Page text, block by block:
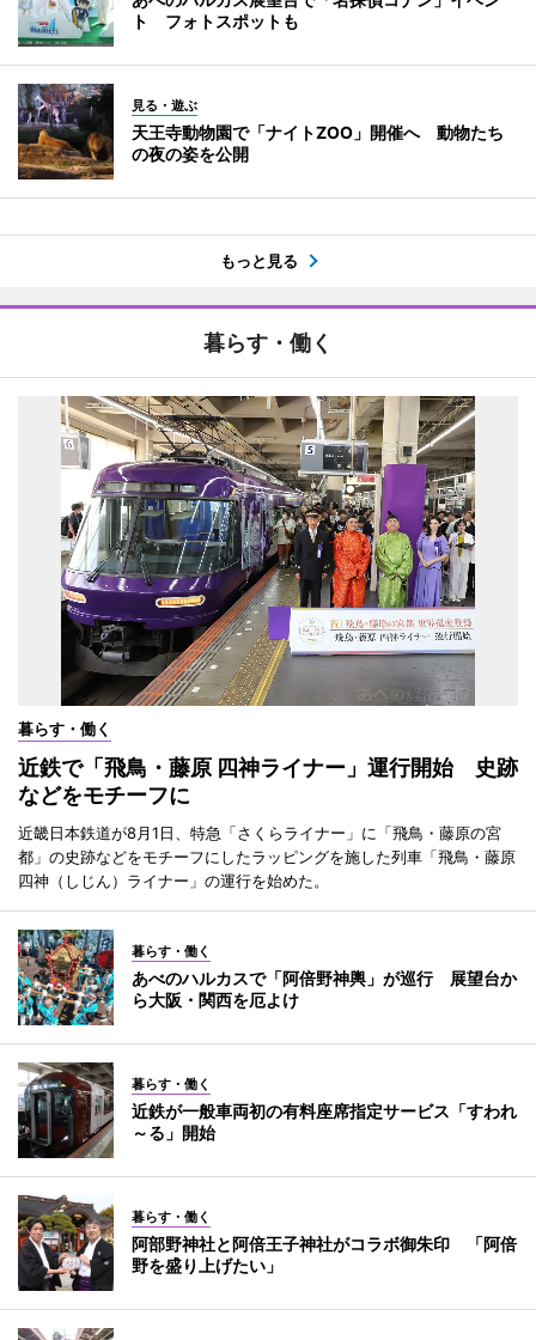
ト フォトスポットも
見る・遊ぶ
天王寺動物園で「ナイトZOO」開催へ 動物たち
の夜の姿を公開
もっと見る
暮らす・働く
暮らす・働く
近鉄で「飛鳥・藤原 四神ライナー」運行開始 史跡
などをモチーフに
近畿日本鉄道が8月1日、特急「さくらライナー」に「飛鳥・藤原の宮
都」の史跡などをモチーフにしたラッピングを施した列車「飛鳥・藤原
四神（しじん）ライナー」の運行を始めた。
暮らす・働く
あべのハルカスで「阿倍野神輿」が巡行 展望台か
ら大阪・関西を厄よけ
暮らす・働く
近鉄が一般車両初の有料座席指定サービス「すわれ
～る」開始
暮らす・働く
阿部野神社と阿倍王子神社がコラボ御朱印 「阿倍
野を盛り上げたい」